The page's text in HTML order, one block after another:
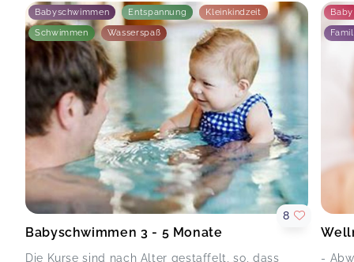
Babyschwimmen Entspannung Kleinkindzeit
Schwimmen Wasserspaß
Babyschwimmen 3 - 5 Monate
Die Kurse sind nach Alter gestaffelt, so, dass
8
Baby
-